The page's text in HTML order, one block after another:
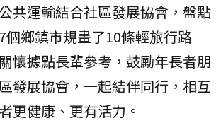
共運輸結合社區發展協會，盤點
個鄉鎮市規畫了10條輕旅行路
懷據點長輩參考，鼓勵年長者朋
發展協會，一起結伴同行，相互
更健康、更有活力。